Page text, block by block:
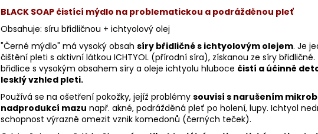
BLACK SOAP čistící mýdlo na problematickou a podrážděnou pleť
Obsahuje: síru břidličnou + ichtyolový olej
"Černé mýdlo" má vysoký obsah síry břidličné s ichtyolovým olejem. Je
čištění pleti s aktivní látkou ICHTYOL (přírodní síra), získanou ze síry
břidlice s vysokým obsahem síry a oleje ichtyolu hluboce čistí a účinně
lesklý vzhled pleti.
Používá se na ošetření pokožky, jejíž problémy souvisí s narušením
nadprodukcí mazu např. akné, podrážděná pleť po holení, lupy. Ichtyol
schopnost výrazně omezit vznik komedonů (černých teček).